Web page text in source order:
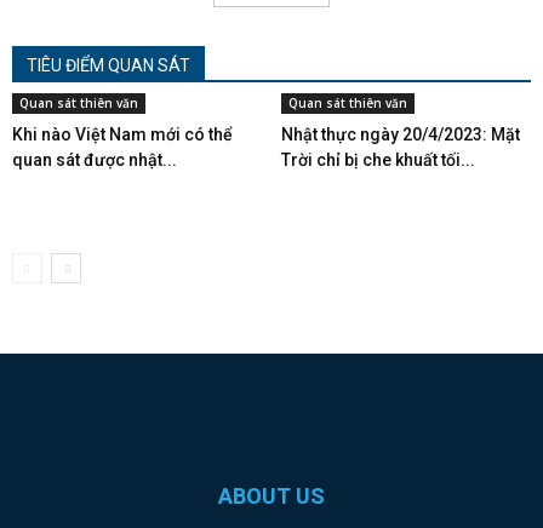
TIÊU ĐIỂM QUAN SÁT
Quan sát thiên văn
Khi nào Việt Nam mới có thể
quan sát được nhật...
Quan sát thiên văn
Nhật thực ngày 20/4/2023: Mặt
Trời chỉ bị che khuất tối...
ABOUT US